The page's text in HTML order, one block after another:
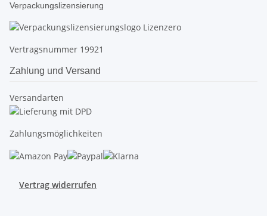
Verpackungslizensierung
Vertragsnummer 19921
Zahlung und Versand
Versandarten
Zahlungsmöglichkeiten
Vertrag widerrufen